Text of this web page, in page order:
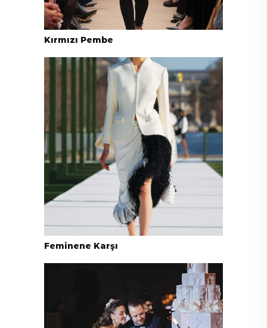
Kırmızı Pembe
Feminene Karşı